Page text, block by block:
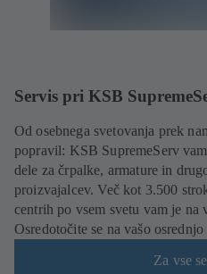
Servis pri KSB
Od osebnega svetovanja prek
popravil: KSB SupremeServ
dele za črpalke, armature in
proizvajalcev. Več kot 3.500
centrih po vsem svetu vam je
Osredotočite se na vašo
Za vse